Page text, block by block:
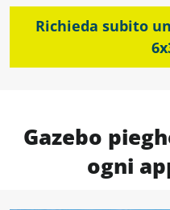
Richieda subito
Gazebo
ogni